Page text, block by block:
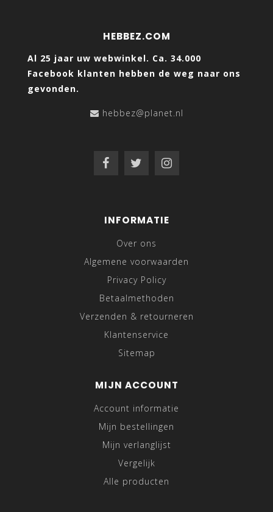
HEBBEZ.COM
Al 25 jaar uw webwinkel. Ca. 34.000
Facebook klanten hebben de weg naar ons
gevonden.
hebbez@planet.nl
INFORMATIE
Over ons
Algemene voorwaarden
Privacy Policy
Betaalmethoden
Verzenden & retourneren
Klantenservice
Sitemap
MIJN ACCOUNT
Account informatie
Mijn bestellingen
Mijn verlanglijst
Vergelijk
Alle producten